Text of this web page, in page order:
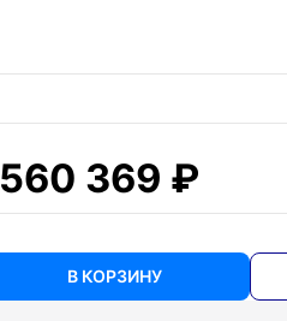
560 369 ₽
В КОРЗИНУ